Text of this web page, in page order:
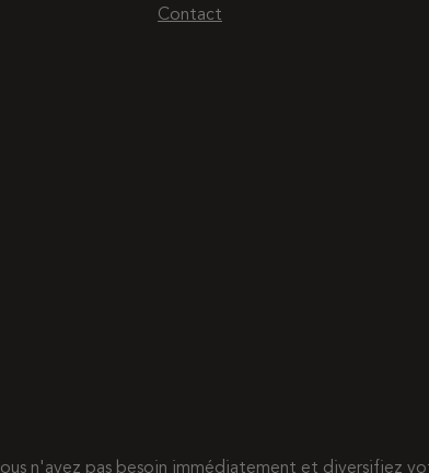
Contact
n'avez pas besoin immédiatement et diversifiez